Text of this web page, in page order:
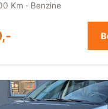
Km · Benzine